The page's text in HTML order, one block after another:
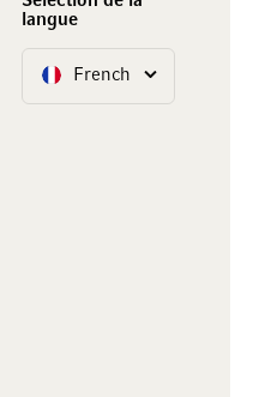
langue
LangueFrench